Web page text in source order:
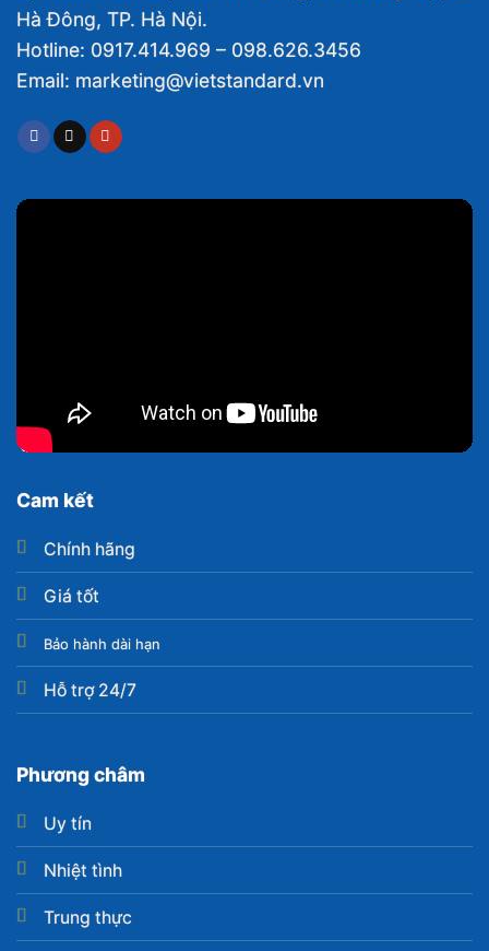
Hà Đông, TP. Hà Nội.
Hotline: 0917.414.969 – 098.626.3456
Email: marketing@vietstandard.vn
Cam kết
Chính hãng
Giá tốt
Bảo hành dài hạn
Hỗ trợ 24/7
Phương châm
Uy tín
Nhiệt tình
Trung thực